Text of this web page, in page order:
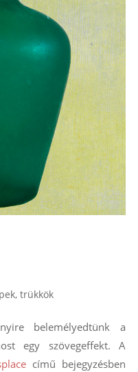
trükkök
belemélyedtünk a
egy szövegeffekt. A
című bejegyzésben